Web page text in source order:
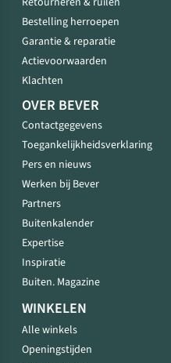
Bestelling herroepen
Garantie & reparatie
Actievoorwaarden
Klachten
OVER BEVER
Contactgegevens
Toegankelijkheidsverklaring
Pers en nieuws
Werken bij Bever
Partners
Buitenkalender
Expertise
Inspiratie
Buiten. Magazine
WINKELEN
Alle winkels
Openingstijden